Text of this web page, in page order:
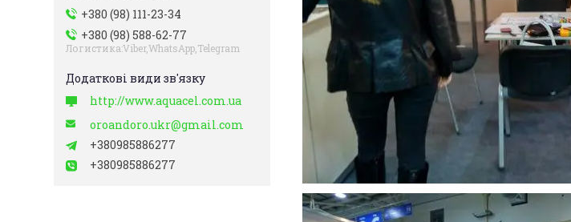
+380 (98) 111-23-34
+380 (98) 588-62-77
Логистика:Viber,WhatsApp,Telegram
http://www.aquacel.com.ua
oroandoro.ukr@gmail.com
+380985886277
+380985886277